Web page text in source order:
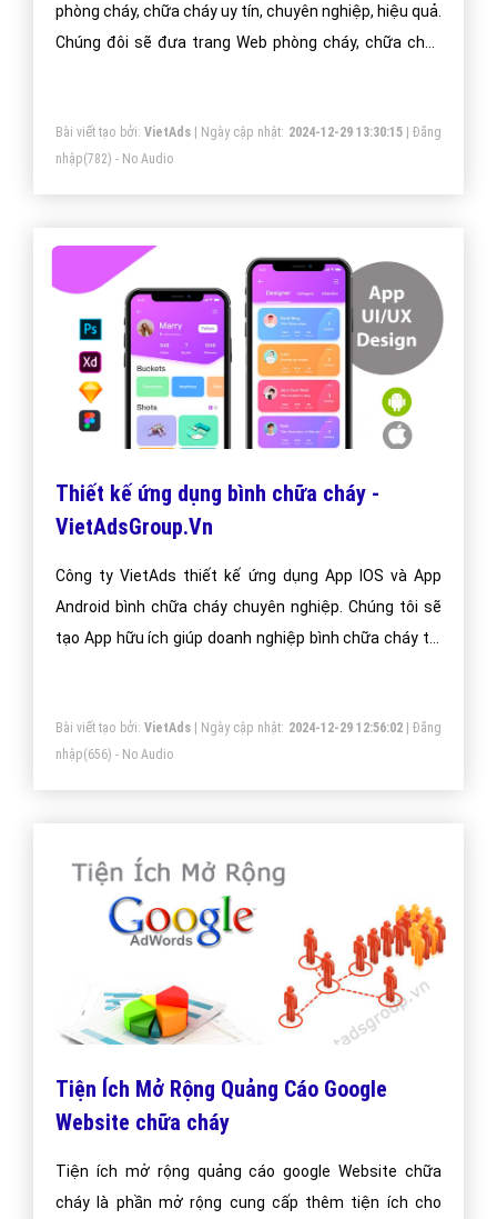
phòng cháy, chữa cháy uy tín, chuyên nghiệp, hiệu quả.
Chúng đôi sẽ đưa trang Web phòng cháy, chữa cháy
Bài viết tạo bởi: VietAds| Ngày cập nhật: 2024-12-29 13:30:15|Đăng
nhập(782) - No Audio
Thiết kế ứng dụng bình chữa cháy -
VietAdsGroup.Vn
Công ty VietAds thiết kế ứng dụng App IOS và App
Android bình chữa cháy chuyên nghiệp. Chúng tôi sẽ
tạo App hữu ích giúp doanh nghiệp bình chữa cháy tối
trải nghiệm người dùng duyệt app.
Bài viết tạo bởi: VietAds| Ngày cập nhật: 2024-12-29 12:56:02|Đăng
nhập(656) - No Audio
Tiện Ích Mở Rộng Quảng Cáo Google
Website chữa cháy
Tiện ích mở rộng quảng cáo google Website chữa
cháy là phần mở rộng cung cấp thêm tiện ích cho